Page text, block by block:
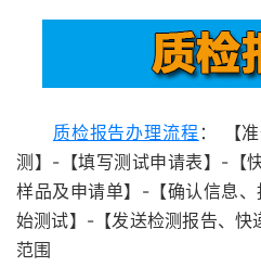
质检报告办理流程 ： 【
测】-【填写测试申请表】-【
样品及申请单】-【确认信息
始测试】-【发送检测报告、快
范围